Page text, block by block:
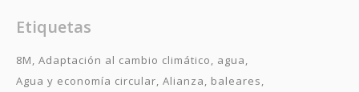
Etiquetas
8M Adaptación al cambio climático
agua
Agua y economía circular Alianza
baleares